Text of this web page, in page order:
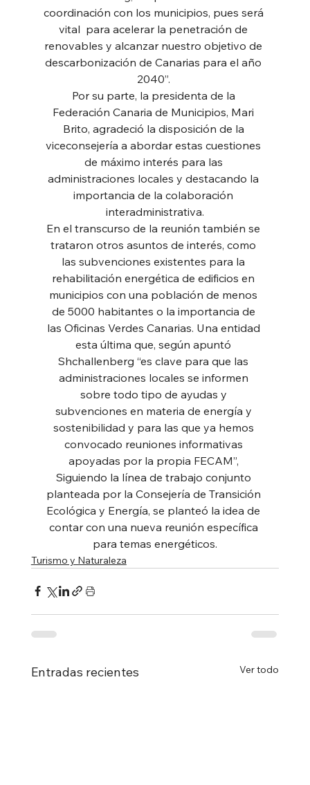
coordinación con los municipios, pues será
vital  para acelerar la penetración de
renovables y alcanzar nuestro objetivo de
descarbonización de Canarias para el año
2040”.
Por su parte, la presidenta de la
Federación Canaria de Municipios, Mari
Brito, agradeció la disposición de la
viceconsejería a abordar estas cuestiones
de máximo interés para las
administraciones locales y destacando la
importancia de la colaboración
interadministrativa.
En el transcurso de la reunión también se
trataron otros asuntos de interés, como
las subvenciones existentes para la
rehabilitación energética de edificios en
municipios con una población de menos
de 5000 habitantes o la importancia de
las Oficinas Verdes Canarias. Una entidad
esta última que, según apuntó
Shchallenberg “es clave para que las
administraciones locales se informen
sobre todo tipo de ayudas y
subvenciones en materia de energía y
sostenibilidad y para las que ya hemos
convocado reuniones informativas
apoyadas por la propia FECAM”,
Siguiendo la línea de trabajo conjunto
planteada por la Consejería de Transición
Ecológica y Energía, se planteó la idea de
contar con una nueva reunión específica
para temas energéticos.
Turismo y Naturaleza
Entradas recientes Ver todo